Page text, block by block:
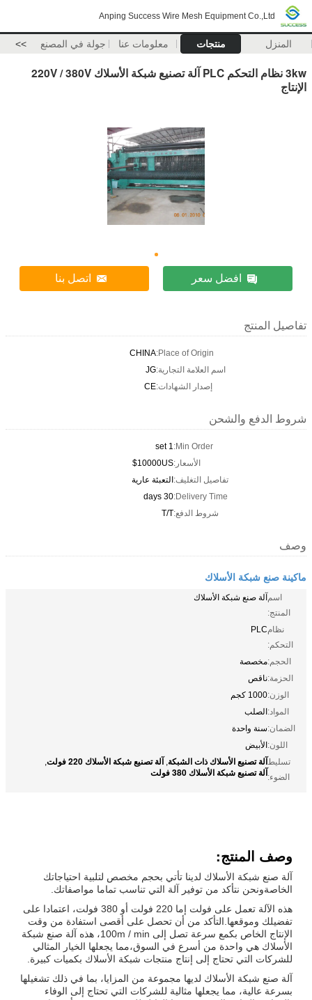
Anping Success Wire Mesh Equipment Co.,Ltd
المنزل منتجات معلومات عنا جولة في المصنع >>
3kw نظام التحكم PLC آلة تصنيع شبكة الأسلاك 220V / 380V
الإنتاج
افضل سعر اتصل بنا
تفاصيل المنتج
Place of Origin:
CHINA
اسم العلامة التجارية:JG
إصدار الشهادات:CE
شروط الدفع والشحن
Min Order:
1 set
الأسعار:10000US$
تفاصيل التغليف:التعبئة عارية
Delivery Time:
30 days
شروط الدفع:T/T
وصف
ماكينة صنع شبكة الأسلاك
اسم
المنتج:
آلة صنع شبكة الأسلاك
نظام
التحكم:
PLC
الحجم:مخصصة
الحزمة:ناقص
الوزن:1000 كجم
المواد:الصلب
الضمان:سنة واحدة
اللون:الأبيض
تسليط
الضوء:
آلة تصنيع الأسلاك ذات الشبكة, آلة تصنيع شبكة الأسلاك 220 فولت ,
آلة تصنيع شبكة الأسلاك 380 فولت
وصف المنتج:
آلة صنع شبكة الأسلاك لدينا تأتي بحجم مخصص لتلبية احتياجاتك
الخاصةونحن نتأكد من توفير آلة التي تناسب تماما مواصفاتك.
هذه الآلة تعمل على فولت إما 220 فولت أو 380 فولت، اعتمادا على
تفضيلك وموقعها.التأكد من أن تحصل على أقصى استفادة من وقت
الإنتاج الخاص بكمع سرعة تصل إلى 100m / min، هذه آلة صنع شبكة
الأسلاك هي واحدة من أسرع في السوق،مما يجعلها الخيار المثالي
للشركات التي تحتاج إلى إنتاج منتجات شبكة الأسلاك بكميات كبيرة.
آلة صنع شبكة الأسلاك لديها مجموعة من المزايا، بما في ذلك تشغيلها
بسرعة عالية، مما يجعلها مثالية للشركات التي تحتاج إلى الوفاء